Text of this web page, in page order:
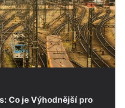
Co je Výhodnější pro